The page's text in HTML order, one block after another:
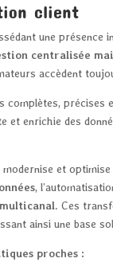
client
une
centralisée
accèdent
complètes,
et enrichie des
et
,
. Ces
ainsi une base
proches :